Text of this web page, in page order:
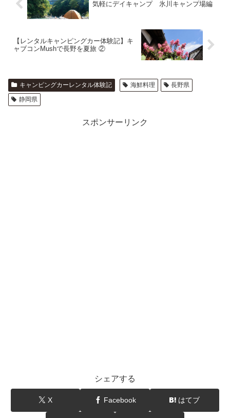
気軽にデイキャンプ 氷川キャンプ場編
【レンタルキャンピングカー体験記】キ
ャブコンMushで長野を夏旅 ②
キャンピングカーレンタル体験記 海鮮料理
長野県
静岡県
スポンサーリンク
シェアする
X Facebook はてブ